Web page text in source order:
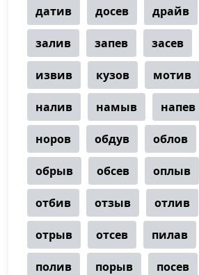
датив досев драйв
залив запев засев
извив кузов мотив
налив намыв напев
норов обдув облов
обрыв обсев оплыв
отбив отзыв отлив
отрыв отсев пилав
полив порыв посев